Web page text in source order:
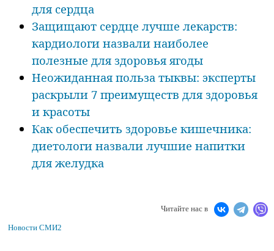
для сердца
Защищают сердце лучше лекарств:
кардиологи назвали наиболее
полезные для здоровья ягоды
Неожиданная польза тыквы: эксперты
раскрыли 7 преимуществ для здоровья
и красоты
Как обеспечить здоровье кишечника:
диетологи назвали лучшие напитки
для желудка
Читайте нас в
Новости СМИ2